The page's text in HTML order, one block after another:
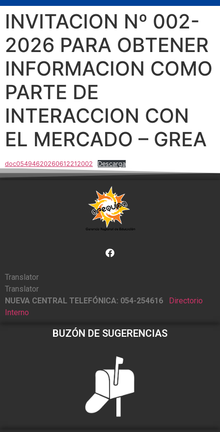
INVITACION Nº 002-
2026 PARA OBTENER
INFORMACION COMO
PARTE DE
INTERACCION CON
EL MERCADO – GREA
doc05494620260612212002 Descarga
Translator
Translator
NUEVA CENTRAL TELEFÓNICA: 054-254616
Directorio
Interno
BUZÓN DE SUGERENCIAS